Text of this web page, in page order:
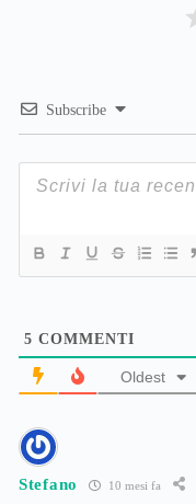
Subscribe
5 COMMENTI
Oldest
Stefano 10 mesi fa